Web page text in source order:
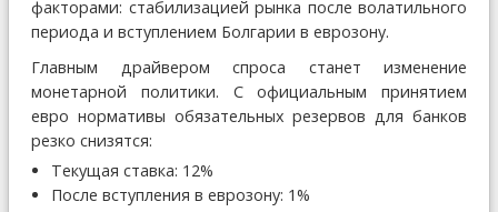
факторами: стабилизацией рынка после волатильного
периода и вступлением Болгарии в еврозону.
Главным драйвером спроса станет изменение
монетарной политики. С официальным принятием
евро нормативы обязательных резервов для банков
резко снизятся:
Текущая ставка: 12%
После вступления в еврозону: 1%